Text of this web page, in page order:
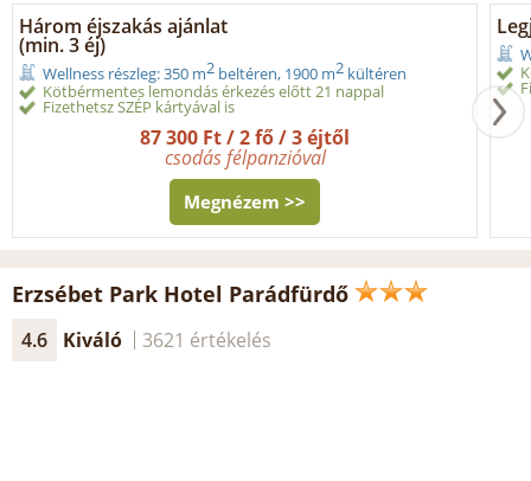
Három éjszakás ajánlat
(min. 3 éj)
Wellness részleg: 350 m2 beltéren, 1900 m2 kültéren
Kötbérmentes lemondás érkezés előtt 21 nappal
Fizethetsz SZÉP kártyával is
87 300 Ft / 2 fő / 3 éjtől
csodás félpanzióval
Megnézem >>
Erzsébet Park Hotel Parádfürdő
4.6 Kiváló 3621 értékelés